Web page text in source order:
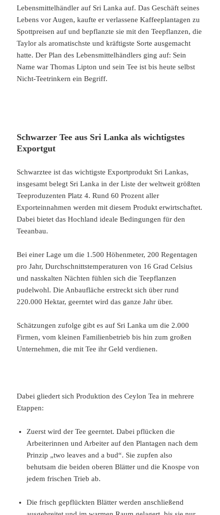
Lebensmittelhändler auf Sri Lanka auf. Das Geschäft seines
Lebens vor Augen, kaufte er verlassene Kaffeeplantagen zu
Spottpreisen auf und bepflanzte sie mit den Teepflanzen, die
Taylor als aromatischste und kräftigste Sorte ausgemacht
hatte. Der Plan des Lebensmittelhändlers ging auf: Sein
Name war Thomas Lipton und sein Tee ist bis heute selbst
Nicht-Teetrinkern ein Begriff.
Schwarzer Tee aus Sri Lanka als wichtigstes
Exportgut
Schwarztee ist das wichtigste Exportprodukt Sri Lankas,
insgesamt belegt Sri Lanka in der Liste der weltweit größten
Teeproduzenten Platz 4. Rund 60 Prozent aller
Exporteinnahmen werden mit diesem Produkt erwirtschaftet.
Dabei bietet das Hochland ideale Bedingungen für den
Teeanbau.
Bei einer Lage um die 1.500 Höhenmeter, 200 Regentagen
pro Jahr, Durchschnittstemperaturen von 16 Grad Celsius
und nasskalten Nächten fühlen sich die Teepflanzen
pudelwohl. Die Anbaufläche erstreckt sich über rund
220.000 Hektar, geerntet wird das ganze Jahr über.
Schätzungen zufolge gibt es auf Sri Lanka um die 2.000
Firmen, vom kleinen Familienbetrieb bis hin zum großen
Unternehmen, die mit Tee ihr Geld verdienen.
Dabei gliedert sich Produktion des Ceylon Tea in mehrere
Etappen:
Zuerst wird der Tee geerntet. Dabei pflücken die
Arbeiterinnen und Arbeiter auf den Plantagen nach dem
Prinzip „two leaves and a bud“. Sie zupfen also
behutsam die beiden oberen Blätter und die Knospe von
jedem frischen Trieb ab.
Die frisch gepflückten Blätter werden anschließend